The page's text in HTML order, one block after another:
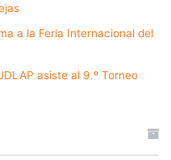
a la Feria Internacional del
asiste al 9.º Torneo